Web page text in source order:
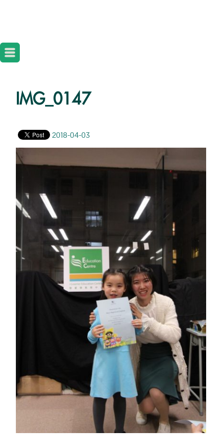
IMG_0147
2018-04-03